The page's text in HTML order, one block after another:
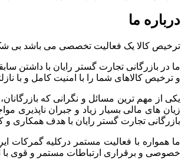
درباره ما
ترخیص کالا یک فعالیت تخصصی می باشد بی شک
و ترخیص کالاهای شما را با امنیت کامل و با
یکی از مهم ترین مسائل و نگرانی که
زیان های مالی بسیار زیاد و جبران
بازرگانی تجارت گستر رایان با هدف همکاری
ما همواره با فعالیت مستمر درکلیه گمرکات
خصوصی و برقراری ارتباطات مستمر و قوی با